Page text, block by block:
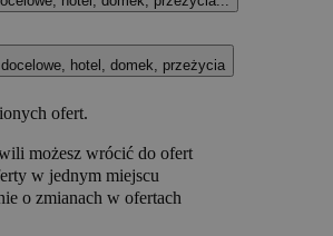
hotel, domek, przeżycia
ofert.
możesz wrócić do ofert
w jednym miejscu
o zmianach w ofertach